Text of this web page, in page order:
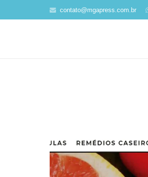
contato@mgapress.com.br